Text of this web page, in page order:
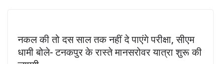
नकल की तो दस साल तक नहीं दे पाएंगे परीक्षा, सीएम
धामी बोले- टनकपुर के रास्ते मानसरोवर यात्रा शुरू की